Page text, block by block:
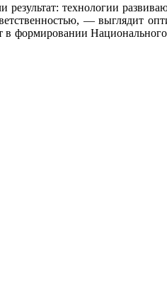
технологии
— выглядит
в формировании